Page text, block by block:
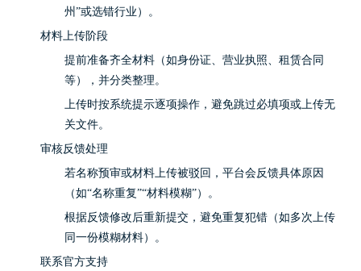
州”或选错行业）。
材料上传阶段
提前准备齐全材料（如身份证、营业执照、租赁合同
等），并分类整理。
上传时按系统提示逐项操作，避免跳过必填项或上传无
关文件。
审核反馈处理
若名称预审或材料上传被驳回，平台会反馈具体原因
（如“名称重复”“材料模糊”）。
根据反馈修改后重新提交，避免重复犯错（如多次上传
同一份模糊材料）。
联系官方支持